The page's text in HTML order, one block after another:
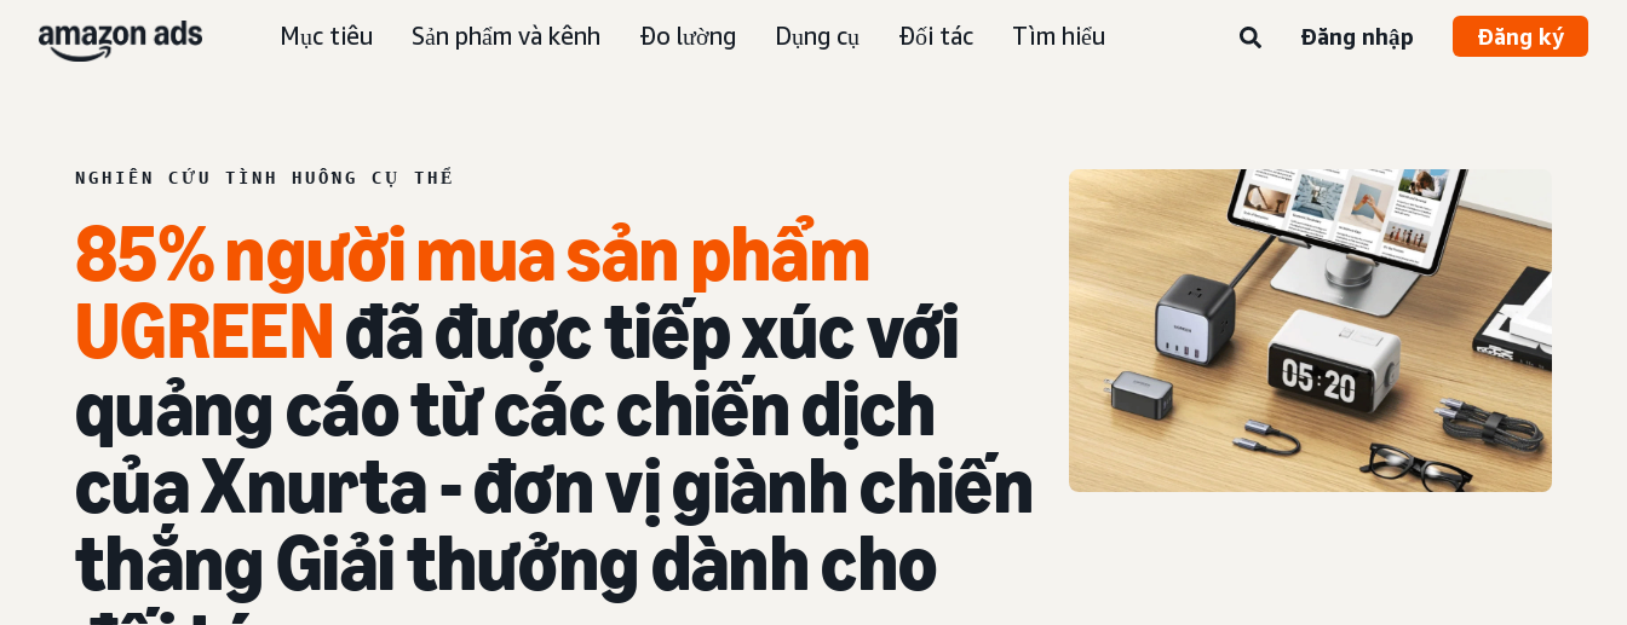
Mục tiêu Sản phẩm và kênh Đo lường Dụng cụ Đối tác Tìm hiểu Đăng nhập Đăng ký
NGHIÊN CỨU TÌNH HUỐNG CỤ THỂ
85% người mua sản phẩm
UGREENđã được tiếp xúc với
quảng cáo từ các chiến dịch
của Xnurta - đơn vị giành chiến
thắng Giải thưởng dành cho